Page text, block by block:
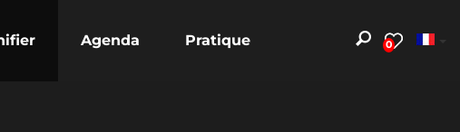
0
Agenda Pratique